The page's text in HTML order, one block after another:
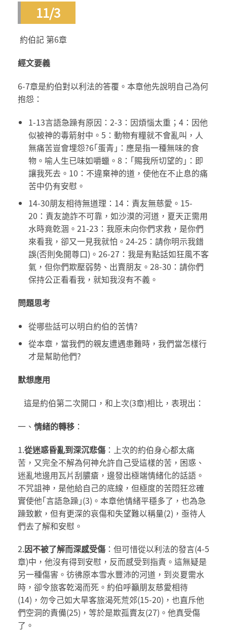
11/3
約伯記 第6章
經文要義
6-7章是約伯對以利法的答覆。本章他先說明自己為何
抱怨：
1-13言語急躁有原因：2-3：因煩惱太重；4：因他
似被神的毒箭射中。5：動物有糧就不會亂叫，人
無痛苦豈會埋怨?6｢蛋青｣：應是指一種無味的食
物。喻人生已味如嚼蠟。8：｢賜我所切望的｣：即
讓我死去。10：不違棄神的道，使他在不止息的痛
苦中仍有安慰。
14-30朋友相待無道理：14：責友無慈愛。15-
20：責友詭詐不可靠，如沙漠的河道，夏天正需用
水時竟乾涸。21-23：我原未向你們求救，是你們
來看我，卻又一見我就怕。24-25：請你明示我錯
誤(否則免開尊口)。26-27：我是有點話如狂風不客
氣，但你們欺壓弱勢、出賣朋友。28-30：請你們
保持公正看看我，就知我沒有不義。
問題思考
從哪些話可以明白約伯的苦情?
從本章，當我們的親友遭遇患難時，我們當怎樣行
才是幫助他們?
默想應用
這是約伯第二次開口，和上次(3章)相比，表現出：
一、 情緒的轉移 ：
1.從迷惑昏亂到深沉悲傷 ：上次的約伯身心都太痛
苦，又完全不解為何神允許自己受這樣的苦，困惑、
迷亂地邊用瓦片刮膿瘡，邊發出極端情緒化的話語。
不咒詛神，是他給自己的底線，但極度的苦悶狂忿確
實使他｢言語急躁｣(3)。本章他情緒平穩多了，也為急
躁致歉，但有更深的哀傷和失望難以稱量(2)，亟待人
們去了解和安慰。
2.因不被了解而深感受傷 ：但可惜從以利法的發言(4-5
章)中，他沒有得到安慰，反而感受到指責。這無疑是
另一種傷害。彷彿原本雪水豐沛的河道，到炎夏需水
時，卻令旅客乾渴而死。約伯呼籲朋友慈愛相待
(14)，勿令己如大旱客旅渴死荒郊(15-20)，也直斥他
們空洞的責備(25)，等於是欺孤賣友(27)。他真受傷
了。